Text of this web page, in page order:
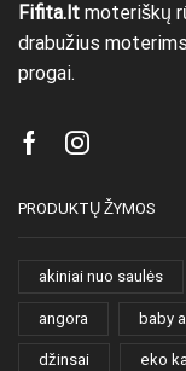
Fifita.lt moteriškų
drabužius
progai.
FacebookInstagram
PRODUKTŲ ŽYMOS
akiniai nuo saulės
angora baby
džinsai eko